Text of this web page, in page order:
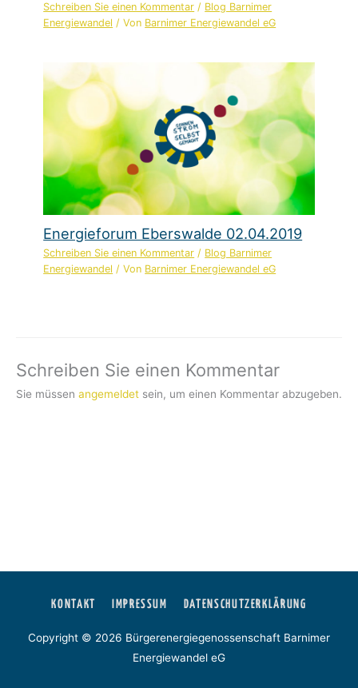
Schreiben Sie einen Kommentar / Blog Barnimer
Energiewandel / Von Barnimer Energiewandel eG
Energieforum Eberswalde 02.04.2019
Schreiben Sie einen Kommentar / Blog Barnimer
Energiewandel / Von Barnimer Energiewandel eG
Schreiben Sie einen Kommentar
Sie müssen angemeldet sein, um einen Kommentar abzugeben.
KONTAKT IMPRESSUM DATENSCHUTZERKLÄRUNG
Copyright © 2026 Bürgerenergiegenossenschaft Barnimer
Energiewandel eG